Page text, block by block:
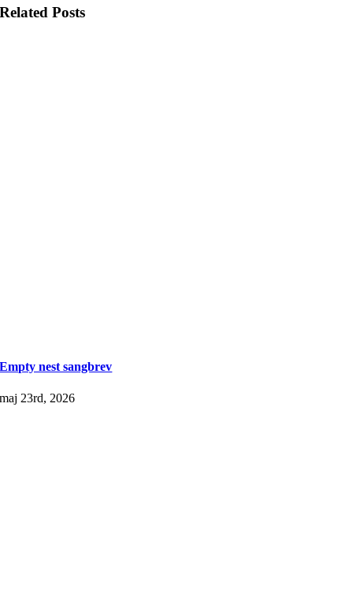
Related Posts
Empty nest sangbrev
maj 23rd, 2026